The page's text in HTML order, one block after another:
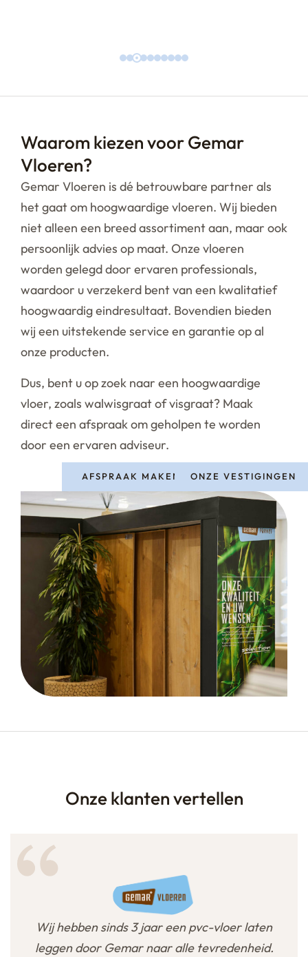
Waarom kiezen voor Gemar
Vloeren?
Gemar Vloeren is dé betrouwbare partner als
het gaat om hoogwaardige vloeren. Wij bieden
niet alleen een breed assortiment aan, maar ook
persoonlijk advies op maat. Onze vloeren
worden gelegd door ervaren professionals,
waardoor u verzekerd bent van een kwalitatief
hoogwaardig eindresultaat. Bovendien bieden
wij een uitstekende service en garantie op al
onze producten.
Dus, bent u op zoek naar een hoogwaardige
vloer, zoals walwisgraat of visgraat? Maak
direct een afspraak om geholpen te worden
door een ervaren adviseur.
AFSPRAAK MAKEN ONZE VESTIGINGEN
Onze klanten vertellen
Wij hebben sinds 3 jaar een pvc-vloer laten
leggen door Gemar naar alle tevredenheid.